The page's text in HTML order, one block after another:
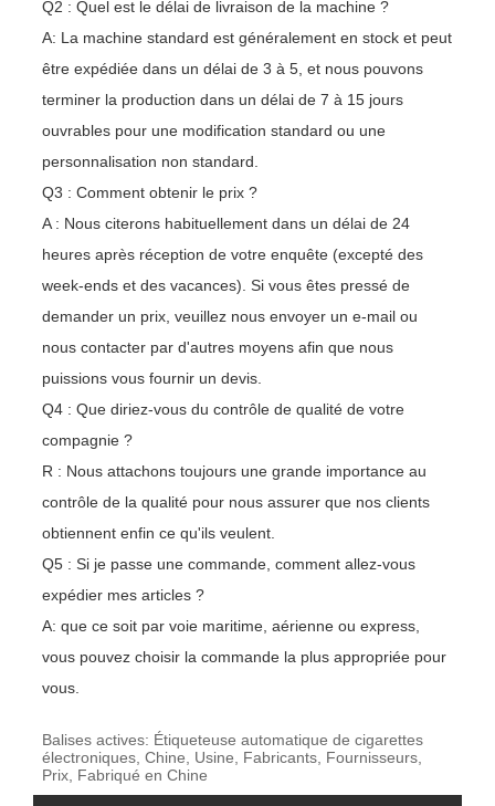
Q2 : Quel est le délai de livraison de la machine ?
A: La machine standard est généralement en stock et peut
être expédiée dans un délai de 3 à 5, et nous pouvons
terminer la production dans un délai de 7 à 15 jours
ouvrables pour une modification standard ou une
personnalisation non standard.
Q3 : Comment obtenir le prix ?
A : Nous citerons habituellement dans un délai de 24
heures après réception de votre enquête (excepté des
week-ends et des vacances). Si vous êtes pressé de
demander un prix, veuillez nous envoyer un e-mail ou
nous contacter par d'autres moyens afin que nous
puissions vous fournir un devis.
Q4 : Que diriez-vous du contrôle de qualité de votre
compagnie ?
R : Nous attachons toujours une grande importance au
contrôle de la qualité pour nous assurer que nos clients
obtiennent enfin ce qu'ils veulent.
Q5 : Si je passe une commande, comment allez-vous
expédier mes articles ?
A: que ce soit par voie maritime, aérienne ou express,
vous pouvez choisir la commande la plus appropriée pour
vous.
Balises actives: Étiqueteuse automatique de cigarettes
électroniques, Chine, Usine, Fabricants, Fournisseurs,
Prix, Fabriqué en Chine